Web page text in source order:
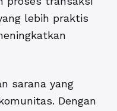
lebih praktis
sarana yang
Dengan